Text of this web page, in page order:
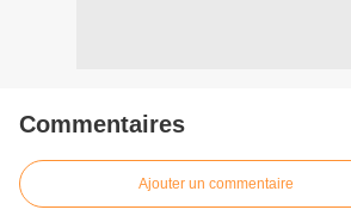
Commentaires
Ajouter un commentaire